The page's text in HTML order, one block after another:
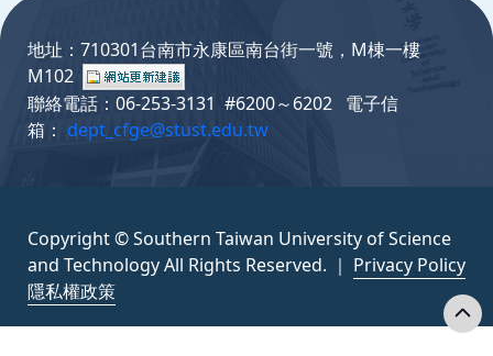
地址：710301台南市永康區南台街一號，M棟一樓
M102
聯絡電話：06-253-3131 #6200～6202 電子信
箱： dept_cfge@stust.edu.tw
Copyright © Southern Taiwan University of Science
and Technology All Rights Reserved. ｜ Privacy Policy
隱私權政策